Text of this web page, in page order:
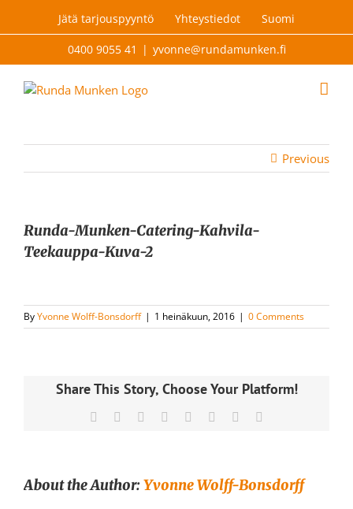
Jätä tarjouspyyntö Yhteystiedot Suomi
0400 9055 41 | yvonne@rundamunken.fi
Previous
Runda-Munken-Catering-Kahvila-
Teekauppa-Kuva-2
ByYvonne Wolff-Bonsdorff | 1 heinäkuun, 2016 | 0 Comments
Share This Story, Choose Your Platform!
Facebook Reddit LinkedIn
TumblrPinterest
About the Author:Yvonne Wolff-Bonsdorff